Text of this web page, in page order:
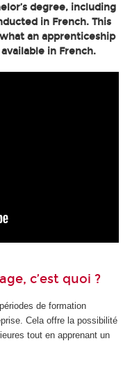
degree, including
in French. This
an apprenticeship
in French.
c’est quoi ?
de formation
Cela offre la possibilité
tout en apprenant un